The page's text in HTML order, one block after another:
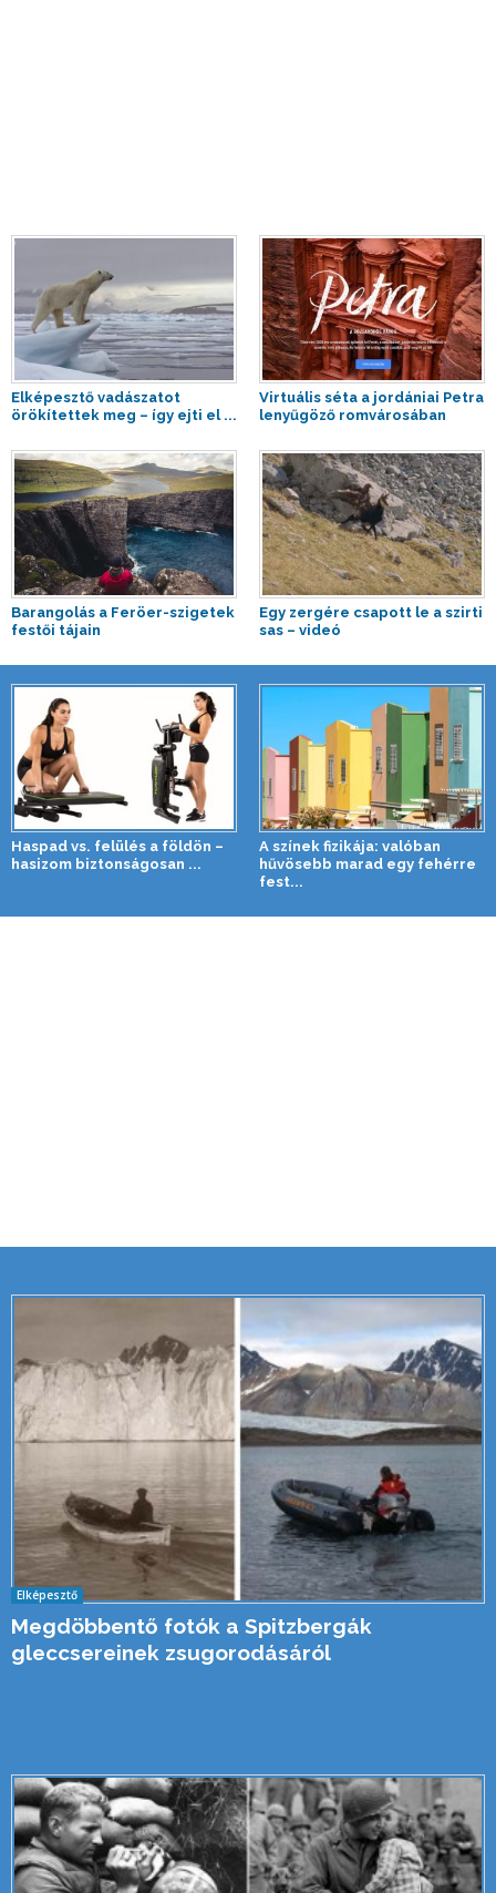
Elképesztő vadászatot
örökítettek meg – így ejti el ...
Virtuális séta a jordániai Petra
lenyűgöző romvárosában
Barangolás a Feröer-szigetek
festői tájain
Egy zergére csapott le a szirti
sas – videó
Haspad vs. felülés a földön –
hasizom biztonságosan ...
A színek fizikája: valóban
hűvösebb marad egy fehérre
fest...
Elképesztő
Megdöbbentő fotók a Spitzbergák
gleccsereinek zsugorodásáról